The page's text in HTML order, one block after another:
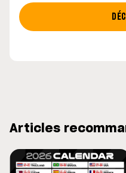
Articles